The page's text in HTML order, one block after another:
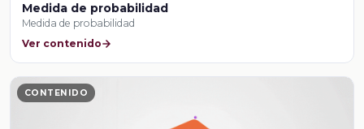
Medida de probabilidad
Medida de probabilidad
Ver contenido
CONTENIDO